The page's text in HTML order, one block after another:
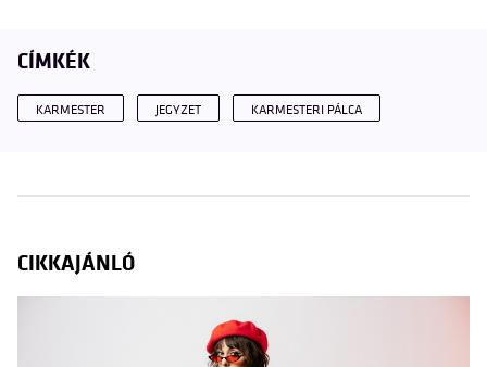
CÍMKÉK
KARMESTER JEGYZET KARMESTERI PÁLCA
CIKKAJÁNLÓ